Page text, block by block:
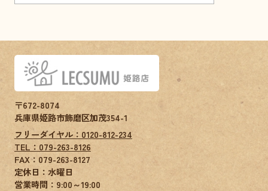
〒672-8074
兵庫県姫路市飾磨区加茂354-1
フリーダイヤル：0120-812-234
TEL：079-263-8126
FAX： 079-263-8127
定休日：水曜日
営業時間：9:00～19:00